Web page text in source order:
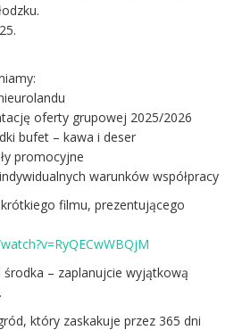
oferty grupowej 2025/2026
bufet – kawa i deser
promocyjne
warunków współpracy
filmu, prezentującego
– zaplanujcie wyjątkową
który zaskakuje przez 365 dni